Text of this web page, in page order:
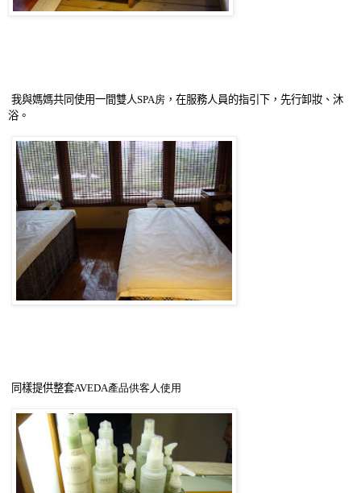
我與媽媽共同使用一間雙人SPA房 ，在服務人員的指引下，先行卸妝 、 沐
浴 。
同樣提供整套AVEDA產品供客人使用